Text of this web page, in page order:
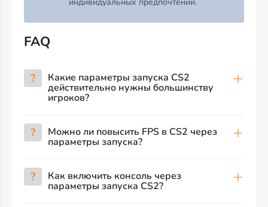
индивидуальных предпочтений.
FAQ
? Какие параметры запуска CS2
действительно нужны большинству
игроков?
? Можно ли повысить FPS в CS2 через
параметры запуска?
? Как включить консоль через
параметры запуска CS2?